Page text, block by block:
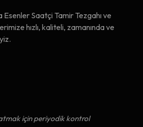
Saatçi Tamir Tezgahı ve
hızlı, kaliteli, zamanında ve
için periyodik kontrol